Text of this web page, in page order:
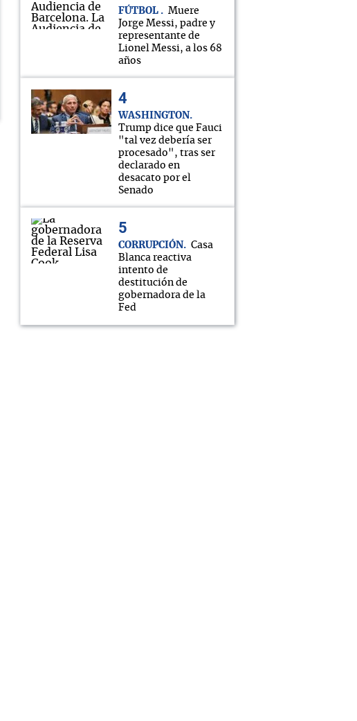
FÚTBOL
Muere
Jorge Messi, padre y
representante de
Lionel Messi, a los 68
años
WASHINGTON
Trump dice que Fauci
"tal vez debería ser
procesado", tras ser
declarado en
desacato por el
Senado
CORRUPCIÓN
Casa
Blanca reactiva
intento de
destitución de
gobernadora de la
Fed